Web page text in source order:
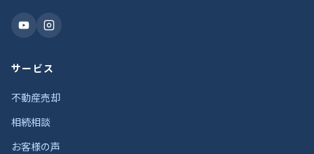
サービス
不動産売却
相続相談
お客様の声